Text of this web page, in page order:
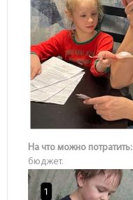
На что можно потратить:
бюджет.